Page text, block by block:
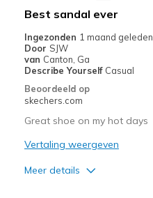
Sizing
Best sandal ever
Ingezonden 1 maand geleden
Door SJW
van Canton, Ga
Describe Yourself Casual
Beoordeeld op
skechers.com
Great shoe on my hot days
Vertaling weergeven
Meer details